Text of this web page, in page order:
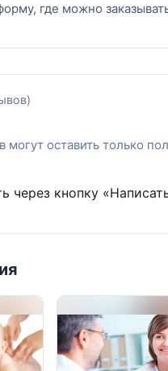
где можно
могут оставить только
через кнопку